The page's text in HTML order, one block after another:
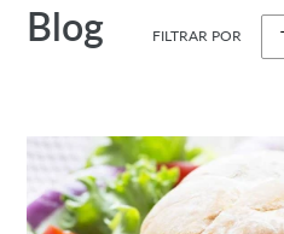
Blog FILTRAR POR